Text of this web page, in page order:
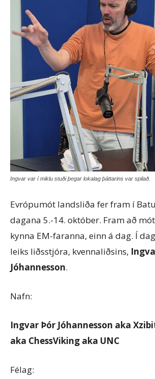
Ingvar var í miklu stuði þegar lokalag þáttarins var spilað.
Evrópumót landsliða fer fram í
dagana 5.-14. október. Fram að
kynna EM-faranna, einn á dag. Í
leiks liðsstjóra, kvennaliðsins,
Jóhannesson.
Nafn:
Ingvar Þór Jóhannesson aka
aka ChessViking aka UNC
Félag: